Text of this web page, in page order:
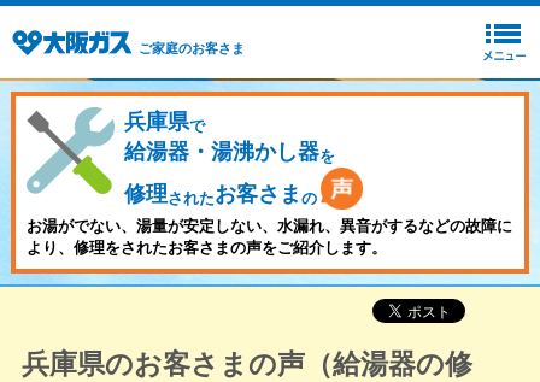
ご家庭のお客さま
兵庫県で
給湯器・湯沸かし器を
修理されたお客さま の
お湯がでない、湯量が安定しない、水漏れ、異音がするなどの故障に
より、修理をされたお客さまの声をご紹介します。
兵庫県のお客さまの声（給湯器の修